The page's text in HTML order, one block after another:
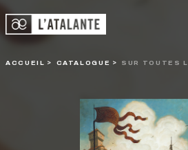
ACCUEIL CATALOGUE SUR TOUTES